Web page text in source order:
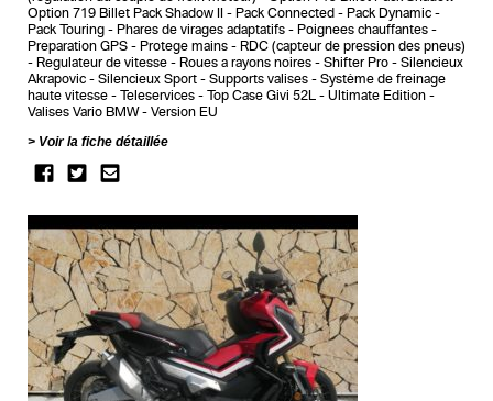
Option 719 Billet Pack Shadow II
Pack Connected
Pack Dynamic
Pack Touring
Phares de virages adaptatifs
Poignees chauffantes
Preparation GPS
Protege mains
RDC (capteur de pression des pneus)
Regulateur de vitesse
Roues a rayons noires Shifter Pro
Silencieux
Akrapovic
Silencieux Sport Supports valises
Système de freinage
haute vitesse
Teleservices Top Case Givi 52L
Ultimate Edition
Valises Vario BMW
Version EU
Voir la fiche détaillée